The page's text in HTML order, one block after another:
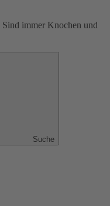
Sind immer Knochen und
Suche